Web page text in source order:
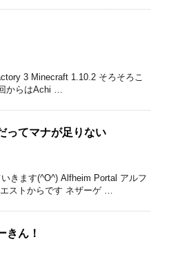
3 Minecraft 1.10.2 そろそろこ
からはAchi …
てマナが足りない
きます(^O^) Alfheim Portal アルフ
ストからです ネザーゲ …
ん！